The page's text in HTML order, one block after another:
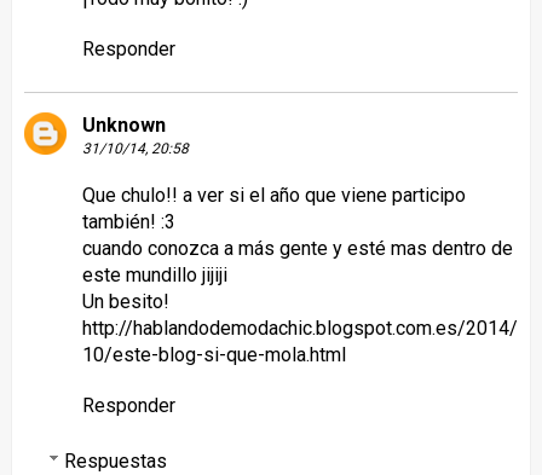
Responder
Unknown
31/10/14, 20:58
Que chulo!! a ver si el año que viene participo
también! :3
cuando conozca a más gente y esté mas dentro de
este mundillo jijiji
Un besito!
http://hablandodemodachic.blogspot.com.es/2014/
10/este-blog-si-que-mola.html
Responder
Respuestas